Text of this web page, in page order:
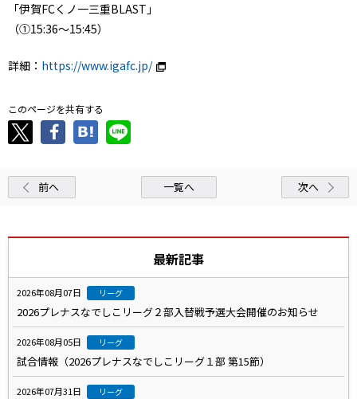
「伊賀FCくノ一三重BLAST」
（①15:36～15:45）
詳細： https://www.igafc.jp/
このページを共有する
前へ 一覧へ 次へ
最新記事
2026年08月07日 リーグ
2026プレナスなでしこリーグ２部入替戦予選大会開催のお知らせ
2026年08月05日 リーグ
試合情報（2026プレナスなでしこリーグ１部 第15節）
2026年07月31日 リーグ